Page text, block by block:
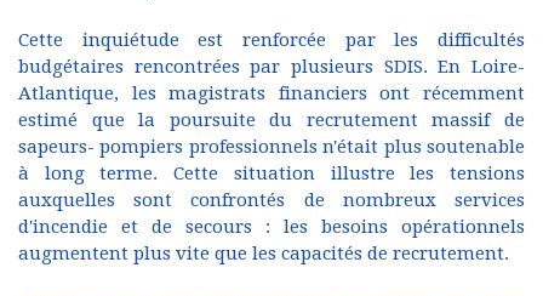
Cette inquiétude est renforcée par les difficultés
budgétaires rencontrées par plusieurs SDIS. En Loire-
Atlantique, les magistrats financiers ont récemment
estimé que la poursuite du recrutement massif de
sapeurs- pompiers professionnels n'était plus soutenable
à long terme. Cette situation illustre les tensions
auxquelles sont confrontés de nombreux services
d'incendie et de secours : les besoins opérationnels
augmentent plus vite que les capacités de recrutement.